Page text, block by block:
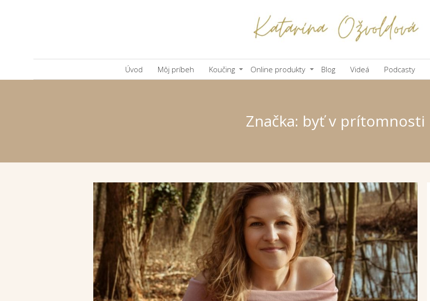
Úvod Môj príbeh Koučing Online produkty Blog Videá Podcasty
Značka: byť v prítomnosti